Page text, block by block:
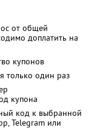
от общей
доплатить на
купонов
только один раз
купона
код к выбранной
Telegram или